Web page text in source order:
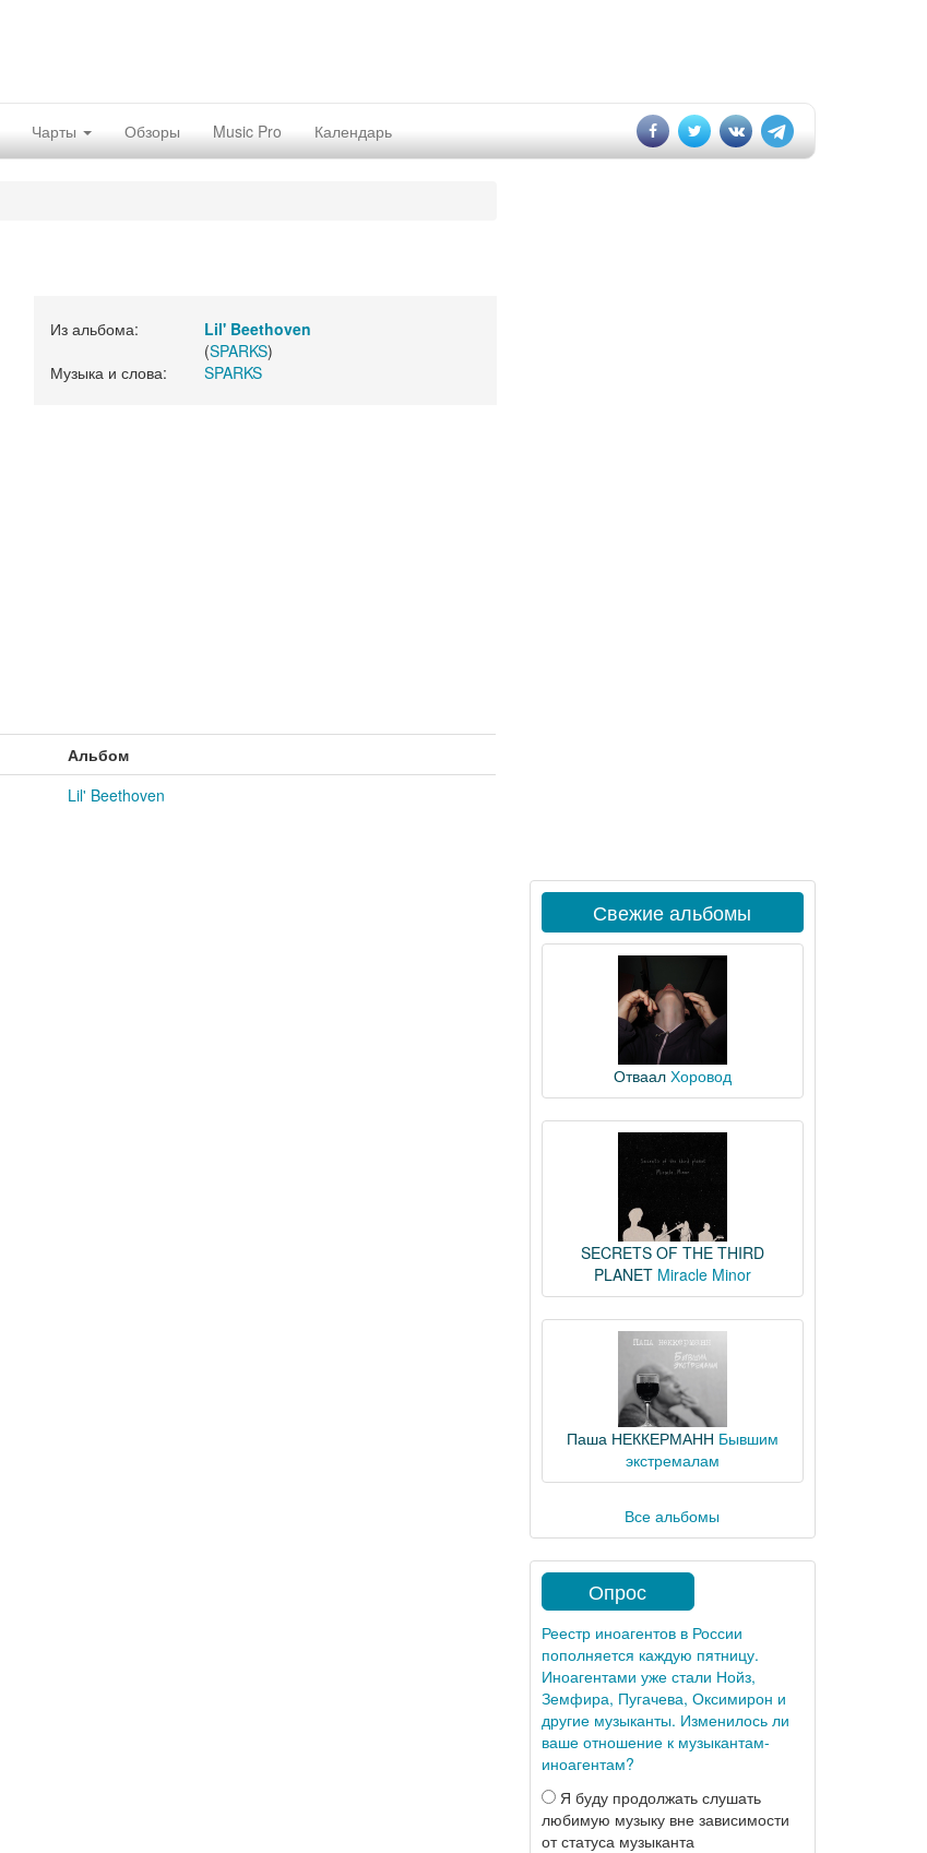
Чарты Обзоры Music Pro Календарь
Из альбома:
Lil' Beethoven
(SPARKS)
Музыка и слова:
SPARKS
Альбом
Lil' Beethoven
Свежие альбомы
Отваал Хоровод
SECRETS OF THE THIRD
PLANET Miracle Minor
Паша НЕККЕРМАНН Бывшим
экстремалам
Все альбомы
Опрос
Реестр иноагентов в России
пополняется каждую пятницу.
Иноагентами уже стали Нойз,
Земфира, Пугачева, Оксимирон и
другие музыканты. Изменилось ли
ваше отношение к музыкантам-
иноагентам?
Я буду продолжать слушать
любимую музыку вне зависимости
от статуса музыканта